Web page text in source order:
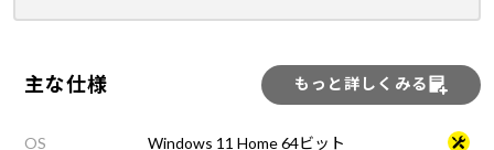
主な仕様 もっと詳しくみる
OS Windows 11 Home 64ビット